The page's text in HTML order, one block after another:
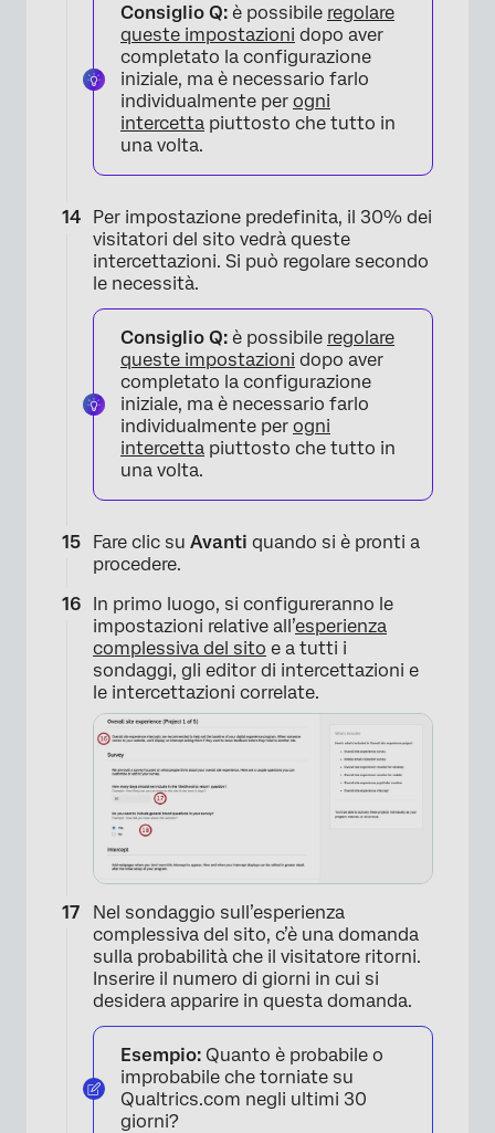
×
Consiglio Q: è possibile regolare
queste impostazioni dopo aver
completato la configurazione
iniziale, ma è necessario farlo
individualmente per ogni
intercetta piuttosto che tutto in
una volta.
Per impostazione predefinita, il 30% dei
visitatori del sito vedrà queste
intercettazioni. Si può regolare secondo
le necessità.
Consiglio Q: è possibile regolare
queste impostazioni dopo aver
completato la configurazione
iniziale, ma è necessario farlo
individualmente per ogni
intercetta piuttosto che tutto in
una volta.
Fare clic su Avanti quando si è pronti a
procedere.
In primo luogo, si configureranno le
impostazioni relative all’esperienza
complessiva del sito e a tutti i
sondaggi, gli editor di intercettazioni e
le intercettazioni correlate.
Nel sondaggio sull’esperienza
complessiva del sito, c’è una domanda
sulla probabilità che il visitatore ritorni.
Inserire il numero di giorni in cui si
desidera apparire in questa domanda.
Esempio: Quanto è probabile o
improbabile che torniate su
Qualtrics.com negli ultimi 30
giorni?